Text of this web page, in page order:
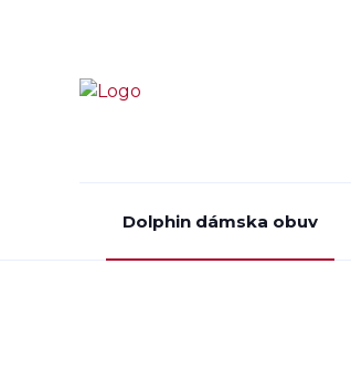
Dolphin dámska obuv